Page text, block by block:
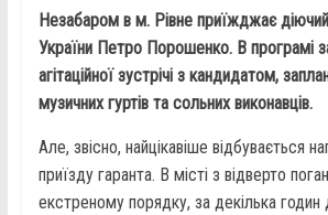
Незабаром в м. Рівне приїжджає
України Петро Порошенко. В програмі
агітаційної зустрічі з кандидатом,
музичних гуртів та сольних виконавців.
Але, звісно, найцікавіше відбувається
приїзду гаранта. В місті з відверто
екстреному порядку, за декілька годин